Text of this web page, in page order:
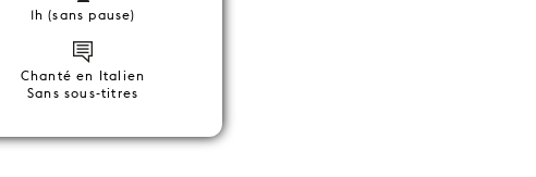
1h (sans pause)
Chanté en Italien
Sans sous-titres